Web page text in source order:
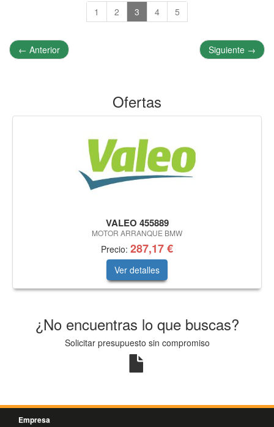
1 2 3 4 5
← Anterior Siguiente →
Ofertas
VALEO 455889
MOTOR ARRANQUE BMW
Precio: 287,17 €
Ver detalles
¿No encuentras lo que buscas?
Solicitar presupuesto sin compromiso
Empresa